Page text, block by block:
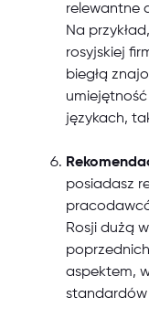
relewantne
Na
rosyjskiej
biegłą
językach,
posiadasz
Rosji dużą
aspektem,